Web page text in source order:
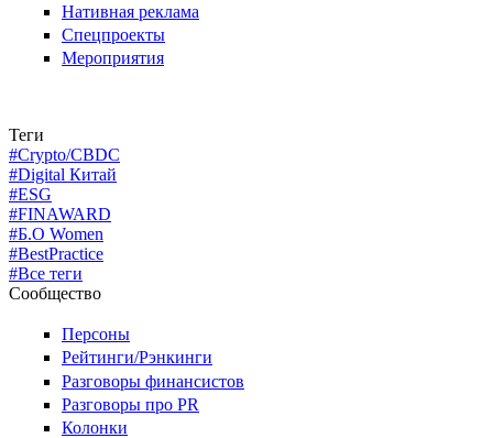
Нативная реклама
Спецпроекты
Мероприятия
Теги
#Crypto/CBDC
#Digital Китай
#ESG
#FINAWARD
#Б.О Women
#BestPractice
#Все теги
Сообщество
Персоны
Рейтинги/Рэнкинги
Разговоры финансистов
Разговоры про PR
Колонки